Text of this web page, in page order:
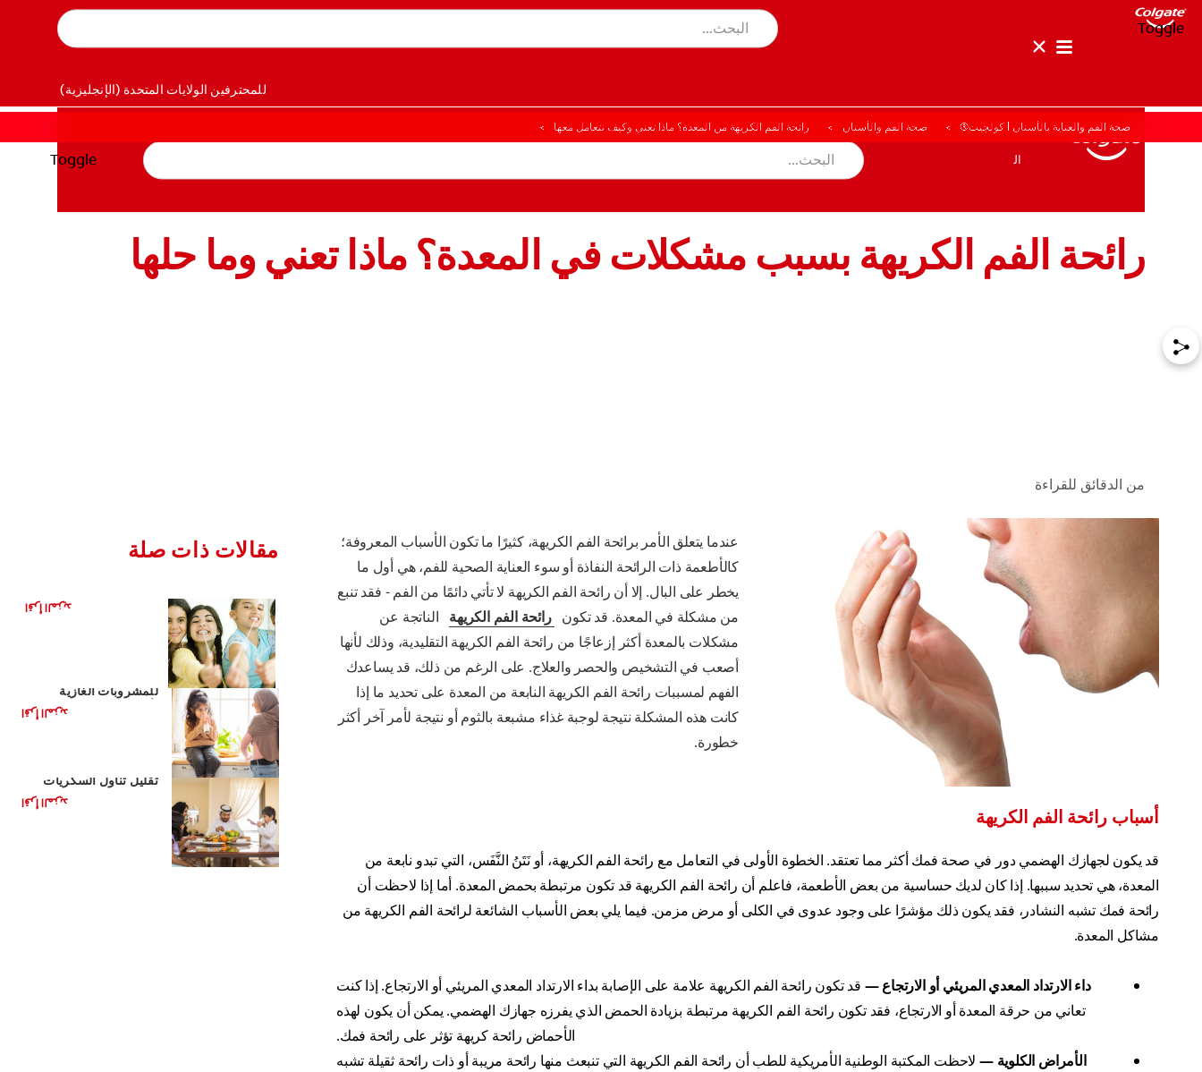
Toggle
المنتجات صحة الفم والأسنان المهمة
للمحترفين الولايات المتحدة (الإنجليزية)
للمحترفين الولايات المتحدة (الإنجليزية)
المنتجات المهمة Toggle
صحة الفم والعناية بالأسنان | كولجيت® صحة الفم والأسنان رائحة الفم الكريهة من المعدة؟ ماذا تعني وكيف نتعامل معها
رائحة الفم الكريهة بسبب مشكلات في المعدة؟ ماذا تعني وما حلها
من الدقائق للقراءة
عندما يتعلق الأمر برائحة الفم الكريهة، كثيرًا ما تكون الأسباب المعروفة؛
كالأطعمة ذات الرائحة النفاذة أو سوء العناية الصحية للفم، هي أول ما
يخطر على البال. إلا أن رائحة الفم الكريهة لا تأتي دائمًا من الفم - فقد تنبع
من مشكلة في المعدة. قد تكون رائحة الفم الكريهة الناتجة عن
مشكلات بالمعدة أكثر إزعاجًا من رائحة الفم الكريهة التقليدية، وذلك لأنها
أصعب في التشخيص والحصر والعلاج. على الرغم من ذلك، قد يساعدك
الفهم لمسببات رائحة الفم الكريهة النابعة من المعدة على تحديد ما إذا
كانت هذه المشكلة نتيجة لوجبة غذاء مشبعة بالثوم أو نتيجة لأمر آخر أكثر
خطورة.
أسباب رائحة الفم الكريهة
قد يكون لجهازك الهضمي دور في صحة فمك أكثر مما تعتقد. الخطوة الأولى في التعامل مع رائحة الفم الكريهة، أو نَتَنُ النَّفَس، التي تبدو نابعة من
المعدة، هي تحديد سببها. إذا كان لديك حساسية من بعض الأطعمة، فاعلم أن رائحة الفم الكريهة قد تكون مرتبطة بحمض المعدة. أما إذا لاحظت أن
رائحة فمك تشبه النشادر، فقد يكون ذلك مؤشرًا على وجود عدوى في الكلى أو مرض مزمن. فيما يلي بعض الأسباب الشائعة لرائحة الفم الكريهة من
مشاكل المعدة.
داء الارتداد المعدي المريئي أو الارتجاع — قد تكون رائحة الفم الكريهة علامة على الإصابة بداء الارتداد المعدي المريئي أو الارتجاع. إذا كنت
تعاني من حرقة المعدة أو الارتجاع، فقد تكون رائحة الفم الكريهة مرتبطة بزيادة الحمض الذي يفرزه جهازك الهضمي. يمكن أن يكون لهذه
الأحماض رائحة كريهة تؤثر على رائحة فمك.
الأمراض الكلوية — لاحظت المكتبة الوطنية الأمريكية للطب أن رائحة الفم الكريهة التي تنبعث منها رائحة مريبة أو ذات رائحة ثقيلة تشبه
مقالات ذات صلة
اقرأ المزيد
للمشروبات الغازية
اقرأ المزيد
تقليل تناول السكريات
اقرأ المزيد